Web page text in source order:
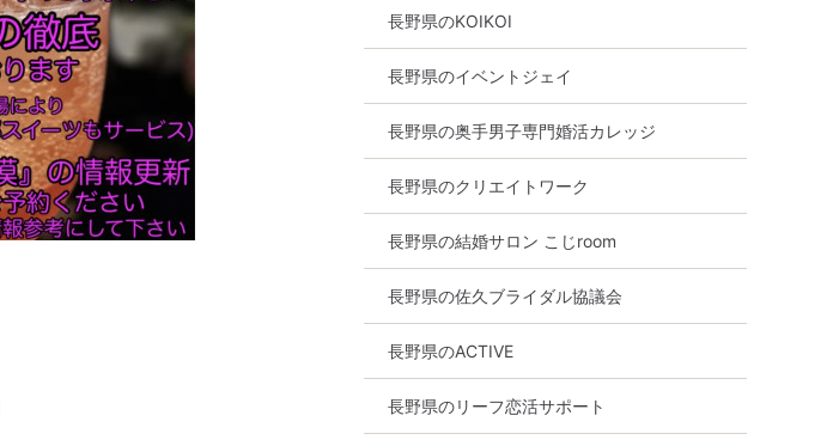
長野県のKOIKOI
長野県のイベントジェイ
長野県の奥手男子専門婚活カレッジ
長野県のクリエイトワーク
長野県の結婚サロン こじroom
長野県の佐久ブライダル協議会
長野県のACTIVE
長野県のリーフ恋活サポート